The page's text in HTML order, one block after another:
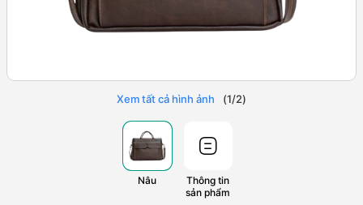
Xem tất cả hình ảnh (1/2)
Nâu
Thông tin
sản phẩm